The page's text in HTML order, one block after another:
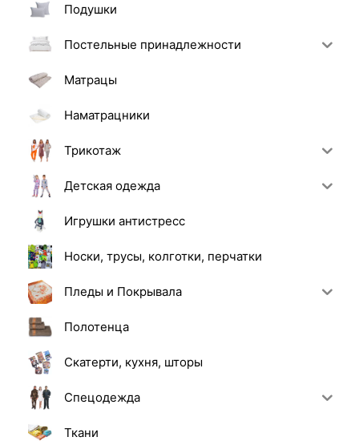
Подушки
Постельные принадлежности
Матрацы
Наматрацники
Трикотаж
Детская одежда
Игрушки антистресс
Носки, трусы, колготки, перчатки
Пледы и Покрывала
Полотенца
Скатерти, кухня, шторы
Спецодежда
Ткани